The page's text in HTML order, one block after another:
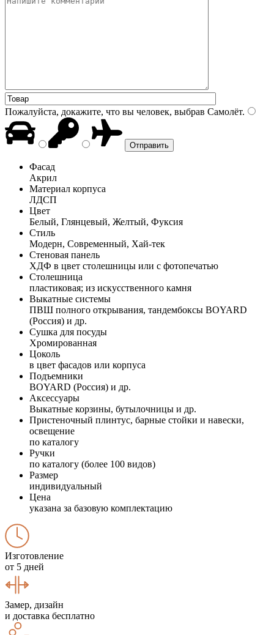
Пожалуйста, докажите, что вы человек, выбрав Самолёт.
Фасад
Акрил
Материал корпуса
ЛДСП
Цвет
Белый, Глянцевый, Желтый, Фуксия
Стиль
Модерн, Современный, Хай-тек
Стеновая панель
ХДФ в цвет столешницы или с фотопечатью
Столешница
пластиковая; из искусственного камня
Выкатные системы
ПВШ полного открывания, тандембоксы BOYARD
(Россия) и др.
Сушка для посуды
Хромированная
Цоколь
в цвет фасадов или корпуса
Подъемники
BOYARD (Россия) и др.
Аксессуары
Выкатные корзины, бутылочницы и др.
Пристеночный плинтус, барные стойки и навески,
освещение
по каталогу
Ручки
по каталогу (более 100 видов)
Размер
индивидуальный
Цена
указана за базовую комплектацию
Изготовление
от 5 дней
Замер, дизайн
и доставка бесплатно